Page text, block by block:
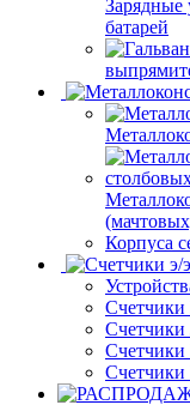
Зарядные
батарей
Корпуса
Счетчики
Счетчики